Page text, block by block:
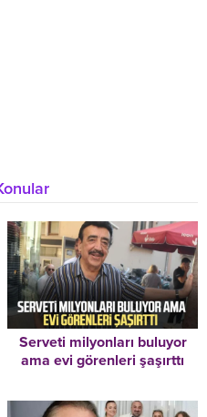
Serveti milyonları buluyor
ama evi görenleri şaşırttı